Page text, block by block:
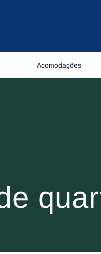
Acomodações